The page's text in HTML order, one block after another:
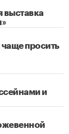
выставка
просить
и